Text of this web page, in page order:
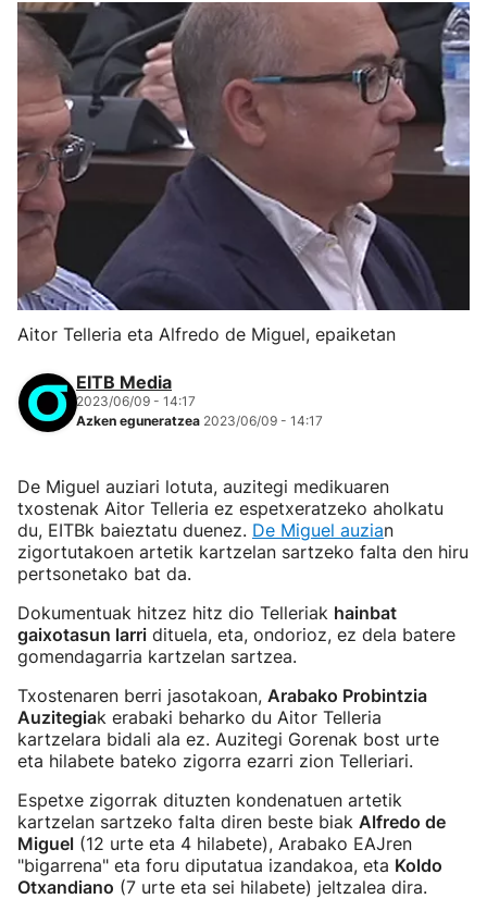
Aitor Telleria eta Alfredo de Miguel, epaiketan
EITB Media
2023/06/09 - 14:17
Azken eguneratzea 2023/06/09 - 14:17
De Miguel auziari lotuta, auzitegi medikuaren
txostenak Aitor Telleria ez espetxeratzeko aholkatu
du, EITBk baieztatu duenez. De Miguel auzian
zigortutakoen artetik kartzelan sartzeko falta den hiru
pertsonetako bat da.
Dokumentuak hitzez hitz dio Telleriak hainbat
gaixotasun larri dituela, eta, ondorioz, ez dela batere
gomendagarria kartzelan sartzea.
Txostenaren berri jasotakoan, Arabako Probintzia
Auzitegiak erabaki beharko du Aitor Telleria
kartzelara bidali ala ez. Auzitegi Gorenak bost urte
eta hilabete bateko zigorra ezarri zion Telleriari.
Espetxe zigorrak dituzten kondenatuen artetik
kartzelan sartzeko falta diren beste biak Alfredo de
Miguel (12 urte eta 4 hilabete), Arabako EAJren
"bigarrena" eta foru diputatua izandakoa, eta Koldo
Otxandiano (7 urte eta sei hilabete) jeltzalea dira.